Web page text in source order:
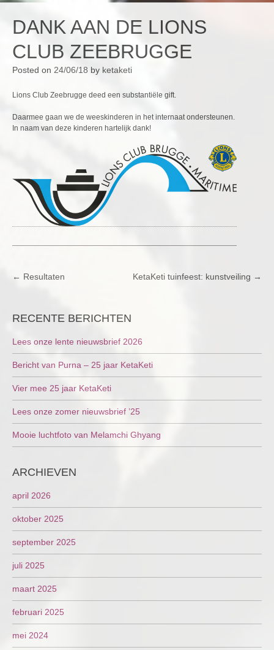
DANK AAN DE LIONS
CLUB ZEEBRUGGE
Posted on 24/06/18 by ketaketi
Lions Club Zeebrugge deed een substantiële gift.
Daarmee gaan we de weeskinderen in het internaat ondersteunen.
In naam van deze kinderen hartelijk dank!
POST
← Resultaten KetaKeti tuinfeest: kunstveiling →
RECENTE BERICHTEN
Lees onze lente nieuwsbrief 2026
Bericht van Purna – 25 jaar KetaKeti
Vier mee 25 jaar KetaKeti
Lees onze zomer nieuwsbrief ’25
Mooie luchtfoto van Melamchi Ghyang
ARCHIEVEN
april 2026
oktober 2025
september 2025
juli 2025
maart 2025
februari 2025
mei 2024